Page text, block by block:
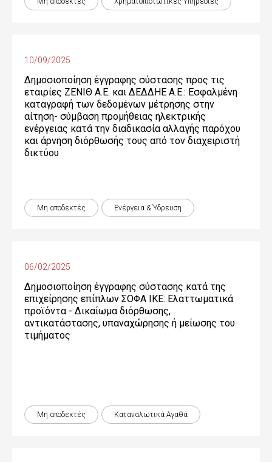
10/09/2025
Δημοσιοποίηση έγγραφης σύστασης προς τις
εταιρίες ΖΕΝΙΘ Α.Ε. και ΔΕΔΔΗΕ Α.Ε.: Εσφαλμένη
καταγραφή των δεδομένων μέτρησης στην
αίτηση- σύμβαση προμήθειας ηλεκτρικής
ενέργειας κατά την διαδικασία αλλαγής παρόχου
και άρνηση διόρθωσής τους από τον διαχειριστή
δικτύου
Μη αποδεκτές Ενέργεια & Ύδρευση
06/02/2025
Δημοσιοποίηση έγγραφης σύστασης κατά της
επιχείρησης επίπλων ΣΟΦΑ ΙΚΕ: Ελαττωματικά
προϊόντα - Δικαίωµα διόρθωσης,
αντικατάστασης, υπαναχώρησης ή µείωσης του
τιµήµατος
Μη αποδεκτές Καταναλωτικά Αγαθά